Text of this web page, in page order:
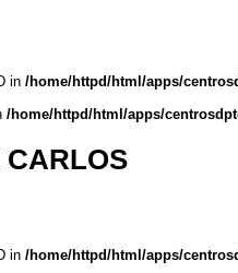
in /home/httpd/html/apps/
/home/httpd/html/apps/
CARLOS
in /home/httpd/html/apps/